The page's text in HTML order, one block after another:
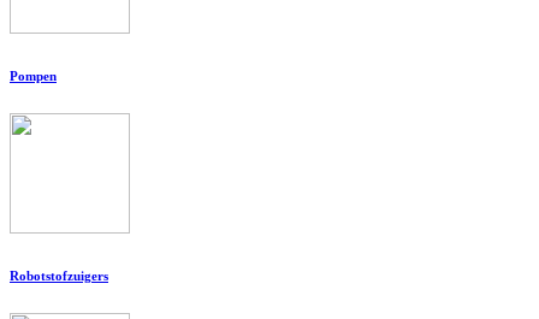
Pompen
Robotstofzuigers